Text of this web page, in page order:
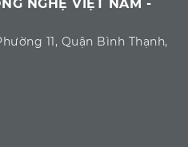
NGHỆ VIỆT NAM -
11, Quận Bình Thạnh,